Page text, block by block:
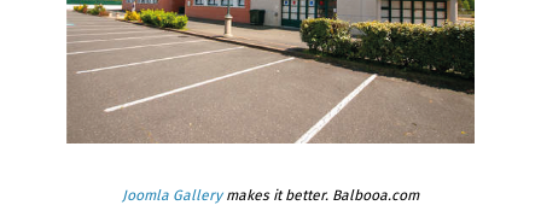
Joomla Gallerymakes it better. Balbooa.com